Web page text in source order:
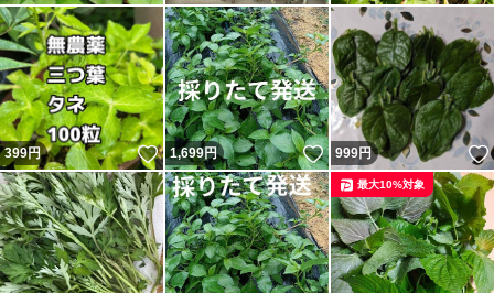
399円 いいね！
1,699円 いいね！
999円
最大10%対象